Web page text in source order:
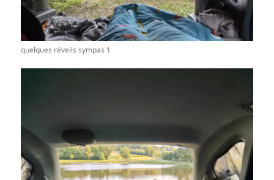
quelques réveils sympas 1